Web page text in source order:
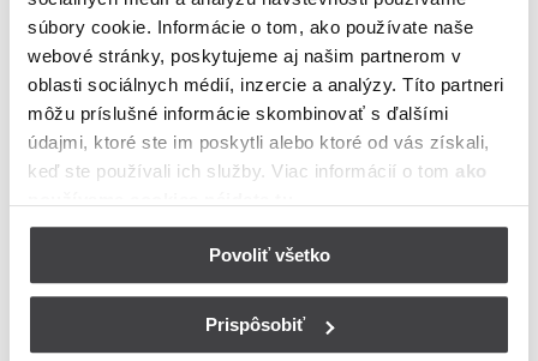
súbory cookie. Informácie o tom, ako používate naše
webové stránky, poskytujeme aj našim partnerom v
oblasti sociálnych médií, inzercie a analýzy. Títo partneri
môžu príslušné informácie skombinovať s ďalšími
údajmi, ktoré ste im poskytli alebo ktoré od vás získali,
keď ste používali ich služby. Viac informácií o tom ako
Povoliť všetko
Prispôsobiť
Zoznam ulíc v meste Strelnice
Ulica
Bohužiaľ, nedisponujeme zoznamom dostupných ulíc v danom
meste
© Copyright 2026
Nastavenia cookies